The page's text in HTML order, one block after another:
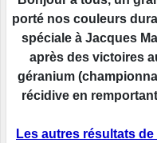
porté nos couleurs
spéciale à Jacques
après des victoires
géranium
récidive en
Les autres résultats